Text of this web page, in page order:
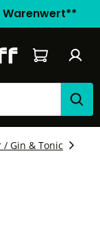
Warenkorb
/ Gin & Tonic